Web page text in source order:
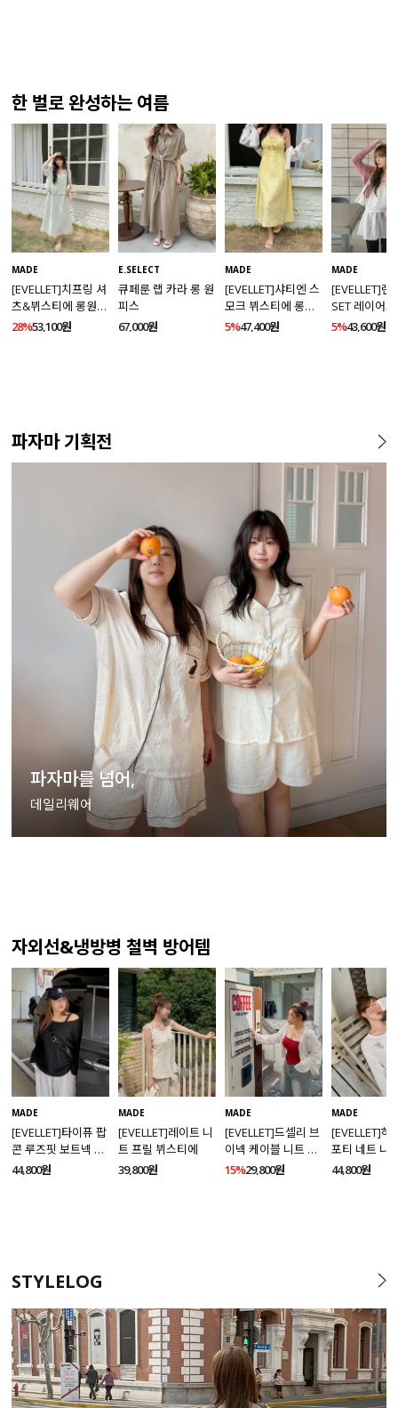
한 벌로 완성하는 여름
MADE
[EVELLET]치프링 셔
츠&뷔스티에 롱원피
스 세트
28%53,100원
E.SELECT
큐페룬 랩 카라 롱 원
피스
67,000원
MADE
[EVELLET]샤티엔 스
모크 뷔스티에 롱원
피스
5%47,400원
MADE
[EVELLET]렌
SET 레이어
스
5%43,600원
파자마 기획전
파자마를 넘어,
데일리웨어
자외선&냉방병 철벽 방어템
MADE
[EVELLET]타이퓨 팝
콘 루즈핏 보트넥 니
트
44,800원
MADE
[EVELLET]레이트 니
트 프릴 뷔스티에
39,800원
MADE
[EVELLET]드셀리 브
이넥 케이블 니트 가
디건
15%29,800원
MADE
[EVELLET]하
포티 네트 니
44,800원
STYLELOG